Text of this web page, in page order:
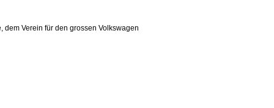
dem Verein für den grossen Volkswagen